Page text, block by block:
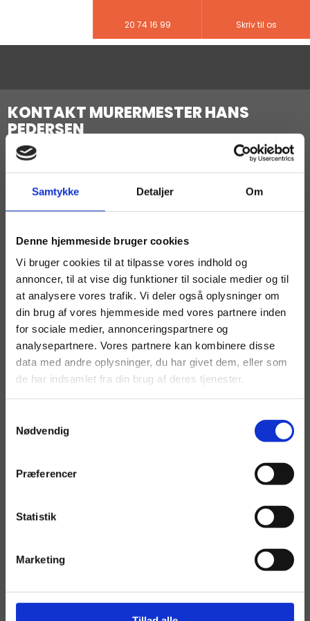
Samtykke Detaljer Om
Denne hjemmeside bruger cookies
Vi bruger cookies til at tilpasse vores indhold og
annoncer, til at vise dig funktioner til sociale medier og til
at analysere vores trafik. Vi deler også oplysninger om
din brug af vores hjemmeside med vores partnere inden
for sociale medier, annonceringspartnere og
analysepartnere. Vores partnere kan kombinere disse
data med andre oplysninger, du har givet dem, eller som
de har indsamlet fra din brug af deres tjenester.
Nødvendig
Præferencer
Statistik
Marketing
20 74 16 99 Skriv til os
KONTAKT MURERMESTER HANS
PEDERSEN
MURERMESTER HANS PEDERSEN
Snaven 11
5631 Ebberup
CVR: 19186105
E-mail:​ ​kontakt@hp-murerfirma.dk
Dine klagemuligheder
Såfremt du oplever uoverenstemmelse med vores
samarbejde, har du mulighed for at klage til Byggeriets
Ankenævn.
Byggeriets Ankenævn
Nørre Voldgade 106
1358 København K
info@byggerietsankenaevn.dk
www.byggerietsankenaevn.dk​
Vi kontakter dig hurtigst muligt med det perfekte